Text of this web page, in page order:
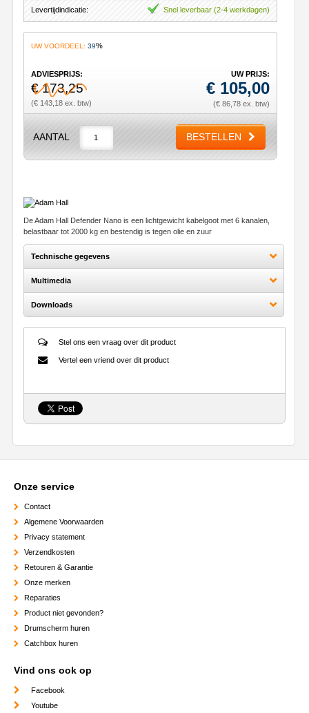
Levertijdindicatie: Snel leverbaar (2-4 werkdagen)
UW VOORDEEL: 39%
ADVIESPRIJS:
€ 173,25
(€ 143,18 ex. btw)
UW PRIJS:
€ 105,00
(€ 86,78 ex. btw)
AANTAL BESTELLEN
De Adam Hall Defender Nano is een lichtgewicht kabelgoot met 6 kanalen,
belastbaar tot 2000 kg en bestendig is tegen olie en zuur
Technische gegevens
Multimedia
Downloads
Vertel een vriend over dit product
Stel ons een vraag over dit product
Onze service
Contact
Algemene Voorwaarden
Privacy statement
Verzendkosten
Retouren & Garantie
Onze merken
Reparaties
Product niet gevonden?
Drumscherm huren
Catchbox huren
Vind ons ook op
Facebook
Youtube